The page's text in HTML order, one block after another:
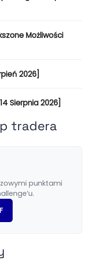
Możliwości
2026]
Sierpnia 2026]
tradera
punktami